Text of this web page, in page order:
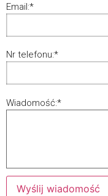
Email:*
Nr telefonu:*
Wiadomość:*
Wyślij wiadomość